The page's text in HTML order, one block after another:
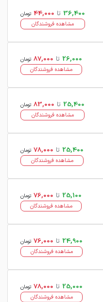
36,400 تا 44,000 تومان
مشاهده فروشندگان
26,000 تا 87,000 تومان
مشاهده فروشندگان
25,400 تا 83,000 تومان
مشاهده فروشندگان
25,400 تا 78,000 تومان
مشاهده فروشندگان
25,100 تا 76,000 تومان
مشاهده فروشندگان
24,900 تا 76,000 تومان
مشاهده فروشندگان
25,000 تا 78,000 تومان
مشاهده فروشندگان